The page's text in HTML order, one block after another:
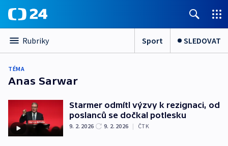
Rubriky Sport SLEDOVAT
TÉMA
Anas Sarwar
Starmer odmítl výzvy k rezignaci, od
poslanců se dočkal potlesku
9. 2. 2026 9. 2. 2026 | ČTK